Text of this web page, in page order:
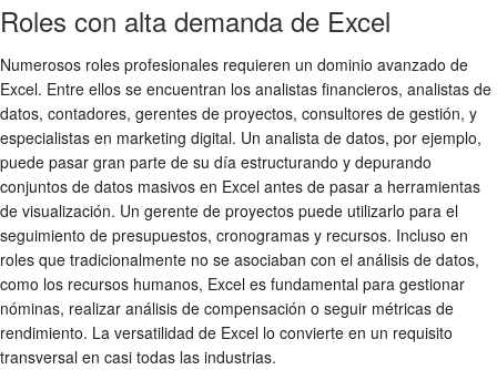
Roles con alta demanda de Excel
Numerosos roles profesionales requieren un dominio avanzado de
Excel. Entre ellos se encuentran los analistas financieros, analistas de
datos, contadores, gerentes de proyectos, consultores de gestión, y
especialistas en marketing digital. Un analista de datos, por ejemplo,
puede pasar gran parte de su día estructurando y depurando
conjuntos de datos masivos en Excel antes de pasar a herramientas
de visualización. Un gerente de proyectos puede utilizarlo para el
seguimiento de presupuestos, cronogramas y recursos. Incluso en
roles que tradicionalmente no se asociaban con el análisis de datos,
como los recursos humanos, Excel es fundamental para gestionar
nóminas, realizar análisis de compensación o seguir métricas de
rendimiento. La versatilidad de Excel lo convierte en un requisito
transversal en casi todas las industrias.